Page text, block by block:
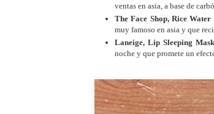
ventas en asia, a base de
The Face Shop, Rice
muy famoso en asia y que
Laneige, Lip Sleeping Mask
noche y que promete un